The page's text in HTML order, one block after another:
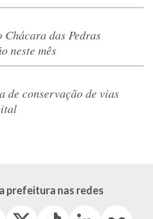
das Pedras
neste mês
de conservação de vias
prefeitura nas redes
Tiktok
LinkedIn